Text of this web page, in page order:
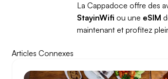
La Cappadoce offre des
StayinWifi ou une eSIM
maintenant et profitez
Articles Connexes